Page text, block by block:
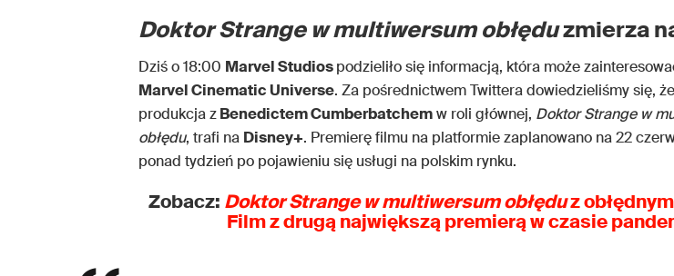
Doktor Strange w multiwersum obłęduzmierza
Dziś o 18:00 Marvel Studiospodzieliło się informacją, która może
Marvel Cinematic Universe. Za pośrednictwem Twittera dowiedzieliśmy się,
produkcja zBenedictem Cumberbatchemw roli głównej, Doktor Strange w
obłędu, trafi na Disney+. Premierę filmu na platformie zaplanowano na 22
ponad tydzień po pojawieniu się usługi na polskim rynku.
Zobacz: Doktor Strange w multiwersum obłęduz
Film z drugą największą premierą w czasie